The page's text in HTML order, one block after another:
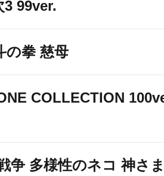
3 99ver.
の拳 慈母
COLLECTION
争 多様性のネコ 神さ